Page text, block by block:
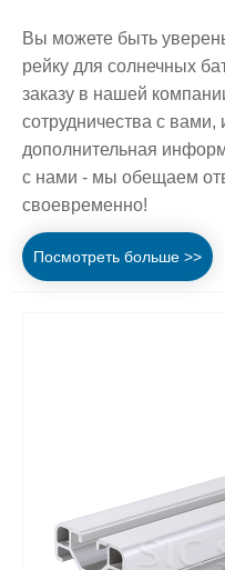
Вы можете быть
рейку для солнечных
заказу в нашей
сотрудничества с
дополнительная
с нами - мы обещаем
своевременно!
Посмотреть больше >>